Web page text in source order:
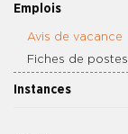
Emplois
Avis de vacance
Fiches de postes
Instances